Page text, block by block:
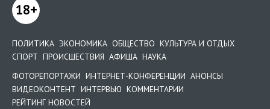
18+
ПОЛИТИКА ЭКОНОМИКА ОБЩЕСТВО КУЛЬТУРА И ОТДЫХ
СПОРТ ПРОИСШЕСТВИЯ АФИША НАУКА
ФОТОРЕПОРТАЖИ ИНТЕРНЕТ-КОНФЕРЕНЦИИ АНОНСЫ
ВИДЕОКОНТЕНТ ИНТЕРВЬЮ КОММЕНТАРИИ
РЕЙТИНГ НОВОСТЕЙ